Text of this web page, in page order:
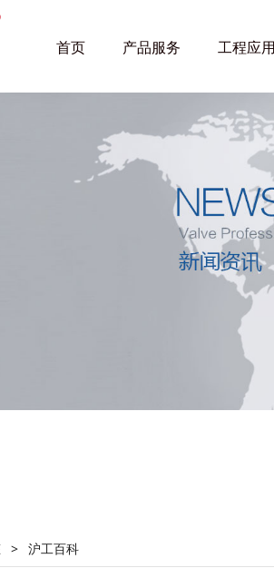
首页 产品服务 工程应用
> 沪工百科